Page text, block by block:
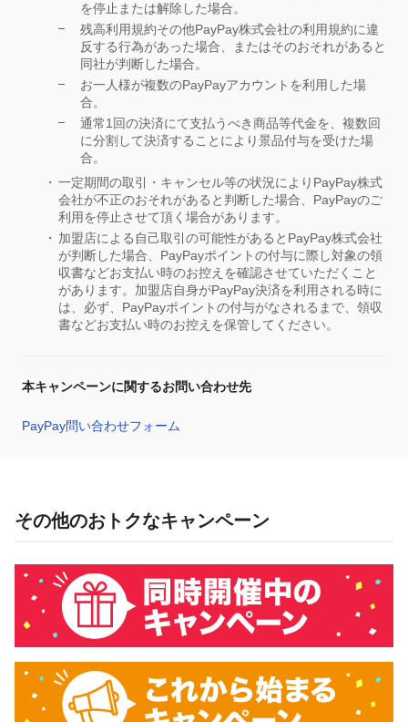
を停止または解除した場合。
残高利用規約その他PayPay株式会社の利用規約に違
反する行為があった場合、またはそのおそれがあると
同社が判断した場合。
お一人様が複数のPayPayアカウントを利用した場
合。
通常1回の決済にて支払うべき商品等代金を、複数回
に分割して決済することにより景品付与を受けた場
合。
一定期間の取引・キャンセル等の状況によりPayPay株式
会社が不正のおそれがあると判断した場合、PayPayのご
利用を停止させて頂く場合があります。
加盟店による自己取引の可能性があるとPayPay株式会社
が判断した場合、PayPayポイントの付与に際し対象の領
収書などお支払い時のお控えを確認させていただくこと
があります。加盟店自身がPayPay決済を利用される時に
は、必ず、PayPayポイントの付与がなされるまで、領収
書などお支払い時のお控えを保管してください。
本キャンペーンに関するお問い合わせ先
PayPay問い合わせフォーム
その他のおトクなキャンペーン